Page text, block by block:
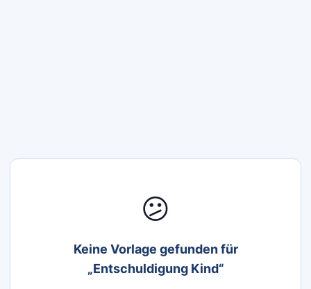
😕
Keine Vorlage gefunden für
„Entschuldigung Kind“